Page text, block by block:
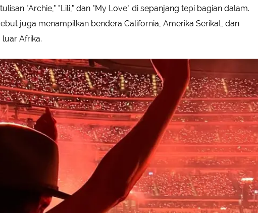
"Archie," "Lili," dan "My Love" di sepanjang tepi bagian dalam.
juga menampilkan bendera California, Amerika Serikat, dan
luar Afrika.